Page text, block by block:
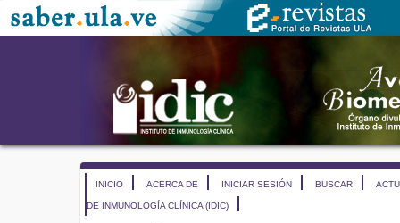
INICIO ACERCA DE INICIAR SESIÓN BUSCAR
DE INMUNOLOGÍA CLÍNICA (IDIC)